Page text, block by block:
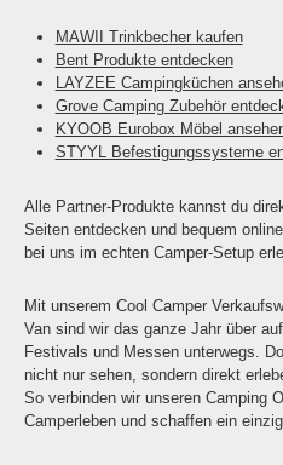
MAWII Trinkbecher kaufen
Bent Produkte entdecken
LAYZEE Campingküchen
Grove Camping Zubehör
KYOOB Eurobox Möbel
STYYL Befestigungssysteme
Alle Partner-Produkte kannst du
Seiten entdecken und bequem
bei uns im echten Camper-Setup
Mit unserem Cool Camper
Van sind wir das ganze Jahr über
Festivals und Messen unterwegs.
nicht nur sehen, sondern direkt
So verbinden wir unseren Camping
Camperleben und schaffen ein